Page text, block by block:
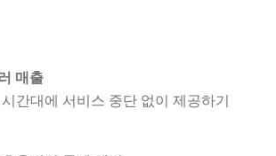
매출
간대에 서비스 중단 없이 제공하기